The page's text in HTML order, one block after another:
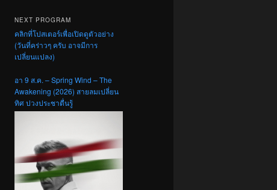
NEXT PROGRAM
คลิกที่โปสเตอร์เพื่อเปิดดูตัวอย่าง
(วันที่คร่าวๆ ครับ อาจมีการ
เปลี่ยนแปลง)
อา 9 ส.ค. – Spring Wind – The
Awakening (2026) สายลมเปลี่ยน
ทิศ ปวงประชาตื่นรู้